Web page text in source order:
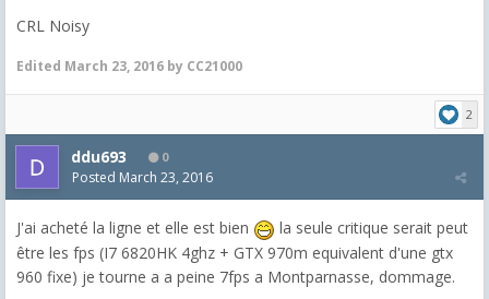
CRL Noisy
Edited March 23, 2016 by CC21000
2
ddu693 0
Posted March 23, 2016
J'ai acheté la ligne et elle est bien
la seule critique serait peut
être les fps (I7 6820HK 4ghz + GTX 970m equivalent d'une gtx
960 fixe) je tourne a a peine 7fps a Montparnasse, dommage.